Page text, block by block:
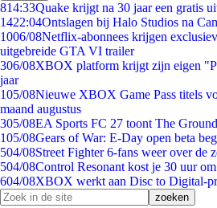
814:33Quake krijgt na 30 jaar een gratis
1422:04Ontslagen bij Halo Studios na
1006/08Netflix-abonnees krijgen
uitgebreide GTA VI trailer
306/08XBOX platform krijgt zijn eigen
jaar
105/08Nieuwe XBOX Game Pass titels
maand augustus
305/08EA Sports FC 27 toont The
105/08Gears of War: E-Day open beta
504/08Street Fighter 6-fans weer over de
504/08Control Resonant kost je 30 uur
604/08XBOX werkt aan Disc to Digital-